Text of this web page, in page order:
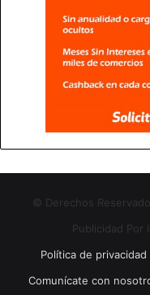
© Derechos
Publicidad Por
Política de
Comunícate con